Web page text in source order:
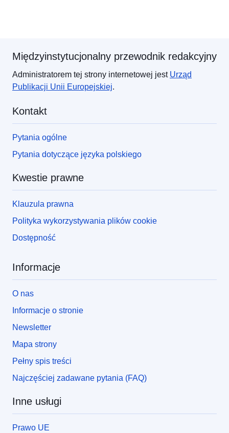
Międzyinstytucjonalny przewodnik redakcyjny
Administratorem tej strony internetowej jest Urząd
Publikacji Unii Europejskiej.
Kontakt
Pytania ogólne
Pytania dotyczące języka polskiego
Kwestie prawne
Klauzula prawna
Polityka wykorzystywania plików cookie
Dostępność
Informacje
O nas
Informacje o stronie
Newsletter
Mapa strony
Pełny spis treści
Najczęściej zadawane pytania (FAQ)
Inne usługi
Prawo UE